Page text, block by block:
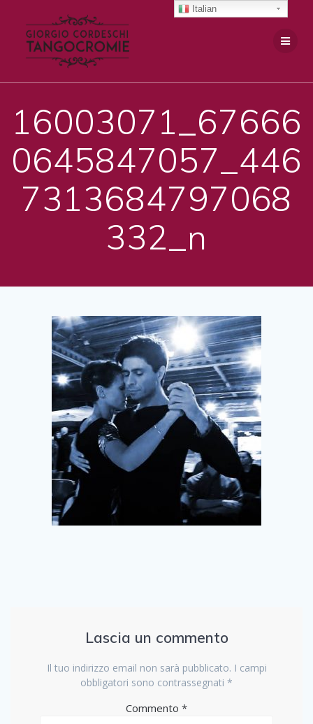
16003071_67666
0645847057_446
7313684797068
332_n
Lascia un commento
Il tuo indirizzo email non sarà pubblicato. I campi
obbligatori sono contrassegnati *
Commento *
Italian